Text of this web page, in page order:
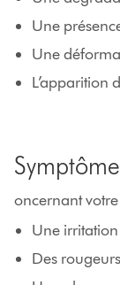
Une
Une
L’apparition
oncernant
Une
Des